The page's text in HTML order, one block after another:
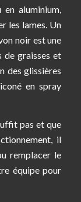
aluminium,
les lames. Un
noir est une
de graisses et
des glissières
en spray
pas et que
il
remplacer le
équipe pour